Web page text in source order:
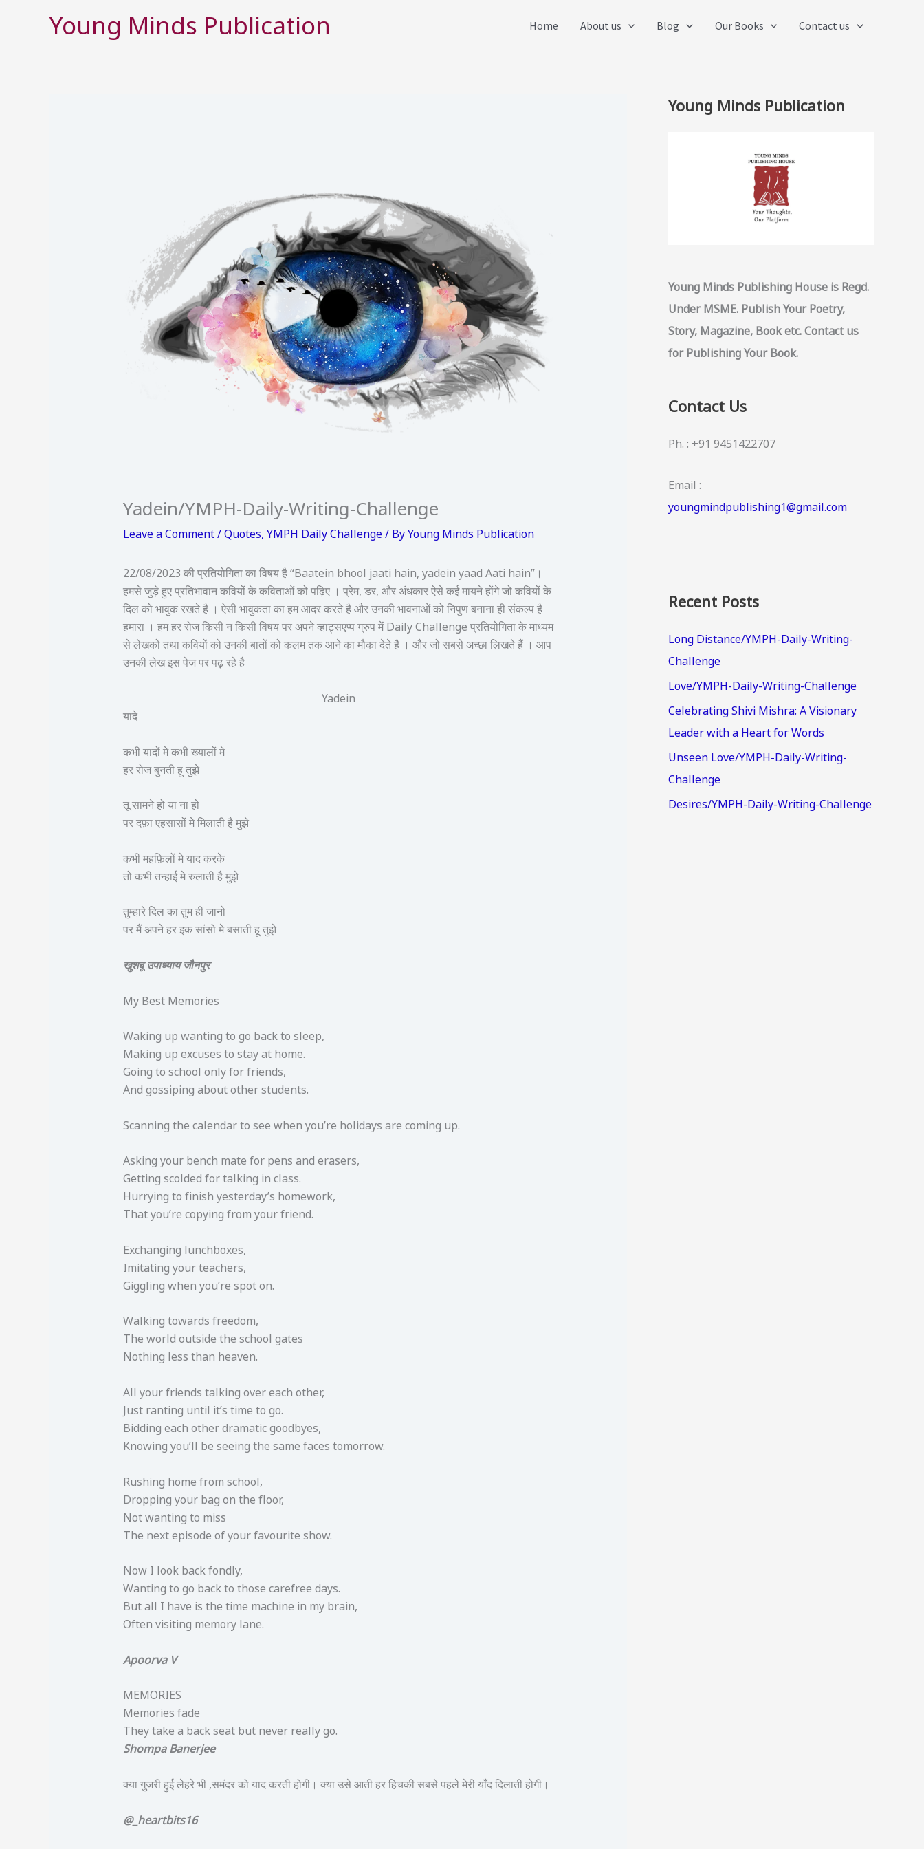
Young Minds Publication Home About us Blog Our Books Contact us
Yadein/YMPH-Daily-Writing-Challenge
Leave a Comment/Quotes, YMPH Daily Challenge/ ByYoung Minds Publication
22/08/2023 की प्रतियोगिता का विषय है “Baatein bhool jaati hain, yadein yaad Aati hain”।
हमसे जुड़े हुए प्रतिभावान कवियों के कविताओं को पढ़िए । प्रेम, डर, और अंधकार ऐसे कई मायने होंगे जो कवियों के
दिल को भावुक रखते है । ऐसी भावुकता का हम आदर करते है और उनकी भावनाओं को निपुण बनाना ही संकल्प है
हमारा । हम हर रोज किसी न किसी विषय पर अपने व्हाट्सएप्प ग्रुप में Daily Challenge प्रतियोगिता के माध्यम
से लेखकों तथा कवियों को उनकी बातों को कलम तक आने का मौका देते है । और जो सबसे अच्छा लिखते हैं । आप
उनकी लेख इस पेज पर पढ़ रहे है
Yadein
यादे
कभी यादों मे कभी ख्यालों मे
हर रोज बुनती हू तुझे
तू सामने हो या ना हो
पर दफ़ा एहसासों मे मिलाती है मुझे
कभी महफ़िलों मे याद करके
तो कभी तन्हाई मे रुलाती है मुझे
तुम्हारे दिल का तुम ही जानो
पर मैं अपने हर इक सांसो मे बसाती हू तुझे
खुशबू उपाध्याय जौनपुर
My Best Memories
Waking up wanting to go back to sleep,
Making up excuses to stay at home.
Going to school only for friends,
And gossiping about other students.
Scanning the calendar to see when you’re holidays are coming up.
Asking your bench mate for pens and erasers,
Getting scolded for talking in class.
Hurrying to finish yesterday’s homework,
That you’re copying from your friend.
Exchanging lunchboxes,
Imitating your teachers,
Giggling when you’re spot on.
Walking towards freedom,
The world outside the school gates
Nothing less than heaven.
All your friends talking over each other,
Just ranting until it’s time to go.
Bidding each other dramatic goodbyes,
Knowing you’ll be seeing the same faces tomorrow.
Rushing home from school,
Dropping your bag on the floor,
Not wanting to miss
The next episode of your favourite show.
Now I look back fondly,
Wanting to go back to those carefree days.
But all I have is the time machine in my brain,
Often visiting memory lane.
Apoorva V
MEMORIES
Memories fade
They take a back seat but never really go.
Shompa Banerjee
क्या गुजरी हुई लेहरे भी ,समंदर को याद करती होगी। क्या उसे आती हर हिचकी सबसे पहले मेरी याँद दिलाती होगी।
@_heartbits16
Young Minds Publication
Young Minds Publishing House is Regd.
Under MSME. Publish Your Poetry,
Story, Magazine, Book etc. Contact us
for Publishing Your Book.
Contact Us
Ph. : +91 9451422707
Email :
youngmindpublishing1@gmail.com
Recent Posts
Long Distance/YMPH-Daily-Writing-
Challenge
Love/YMPH-Daily-Writing-Challenge
Celebrating Shivi Mishra: A Visionary
Leader with a Heart for Words
Unseen Love/YMPH-Daily-Writing-
Challenge
Desires/YMPH-Daily-Writing-Challenge